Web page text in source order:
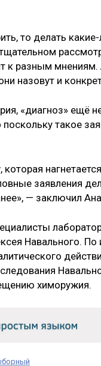
то делать
к разным
назовут и
«диагноз» ещё
такое
которая
заявления
— заключил
Навального.
химоружия.